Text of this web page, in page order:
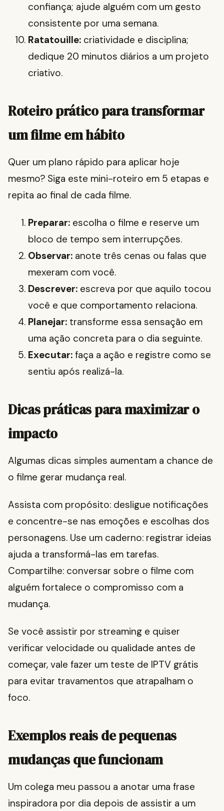
confiança; ajude alguém com um gesto
consistente por uma semana.
Ratatouille: criatividade e disciplina;
dedique 20 minutos diários a um projeto
criativo.
Roteiro prático para transformar
um filme em hábito
Quer um plano rápido para aplicar hoje
mesmo? Siga este mini-roteiro em 5 etapas e
repita ao final de cada filme.
Preparar: escolha o filme e reserve um
bloco de tempo sem interrupções.
Observar: anote três cenas ou falas que
mexeram com você.
Descrever: escreva por que aquilo tocou
você e que comportamento relaciona.
Planejar: transforme essa sensação em
uma ação concreta para o dia seguinte.
Executar: faça a ação e registre como se
sentiu após realizá-la.
Dicas práticas para maximizar o
impacto
Algumas dicas simples aumentam a chance de
o filme gerar mudança real.
Assista com propósito: desligue notificações
e concentre-se nas emoções e escolhas dos
personagens. Use um caderno: registrar ideias
ajuda a transformá-las em tarefas.
Compartilhe: conversar sobre o filme com
alguém fortalece o compromisso com a
mudança.
Se você assistir por streaming e quiser
verificar velocidade ou qualidade antes de
começar, vale fazer um teste de IPTV grátis
para evitar travamentos que atrapalham o
foco.
Exemplos reais de pequenas
mudanças que funcionam
Um colega meu passou a anotar uma frase
inspiradora por dia depois de assistir a um